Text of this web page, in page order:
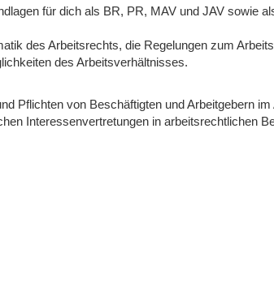
für dich als BR, PR, MAV und JAV sowie
des Arbeitsrechts, die Regelungen zum
des Arbeitsverhältnisses.
Pflichten von Beschäftigten und Arbeitgebern
Interessenvertretungen in arbeitsrechtlichen